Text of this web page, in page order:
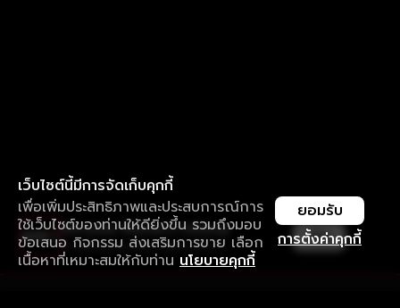
เว็บไซต์นี้มีการจัดเก็บคุกกี้
เพื่อเพิ่มประสิทธิภาพและประสบการณ์การ
ใช้เว็บไซต์ของท่านให้ดียิ่งขึ้น รวมถึงมอบ
ข้อเสนอ กิจกรรม ส่งเสริมการขาย เลือก
เนื้อหาที่เหมาะสมให้กับท่าน นโยบายคุกกี้
การตั้งค่าคุกกี้
ยอมรับ
ใช้งานแอป ลื่นไหลกว่า ไม่มีสะดุด
ดาวน์โหลดแอปเพื่อการรับชมที่ดีกว่า เปิด